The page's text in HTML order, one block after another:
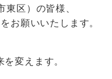
区）の皆様、
お願いいたします。
変えます。